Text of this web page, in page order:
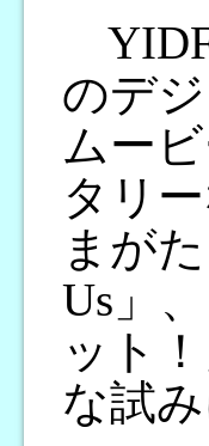
のデ
ムー
タリ
まが
Us」
ット
な試